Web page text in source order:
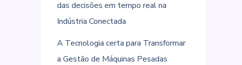
das decisões em tempo real na
Indústria Conectada
A Tecnologia certa para Transformar
a Gestão de Máquinas Pesadas